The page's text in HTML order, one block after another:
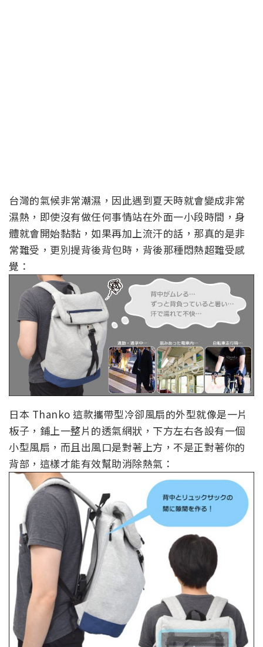
台灣的氣候非常潮濕，因此遇到夏天時就會變成非常
濕熱，即使沒有做任何事情站在外面一小段時間，身
體就會開始黏黏，如果再加上流汗的話，那真的是非
常難受，更別提背後背包時，背後那種悶熱超難受感
覺：
日本 Thanko 這款攜帶型冷卻風扇的外型就像是一片
板子，鋪上一整片的透氣網狀，下方左右各設有一個
小型風扇，而且出風口是對著上方，不是正對著你的
背部，這樣才能有效幫助消除熱氣：